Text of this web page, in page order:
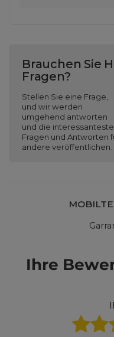
Brauchen Sie
Fragen?
Stellen Sie eine Frage,
und wir werden
umgehend antworten
und die
Fragen und Antworten
andere veröffentlichen.
Ihre